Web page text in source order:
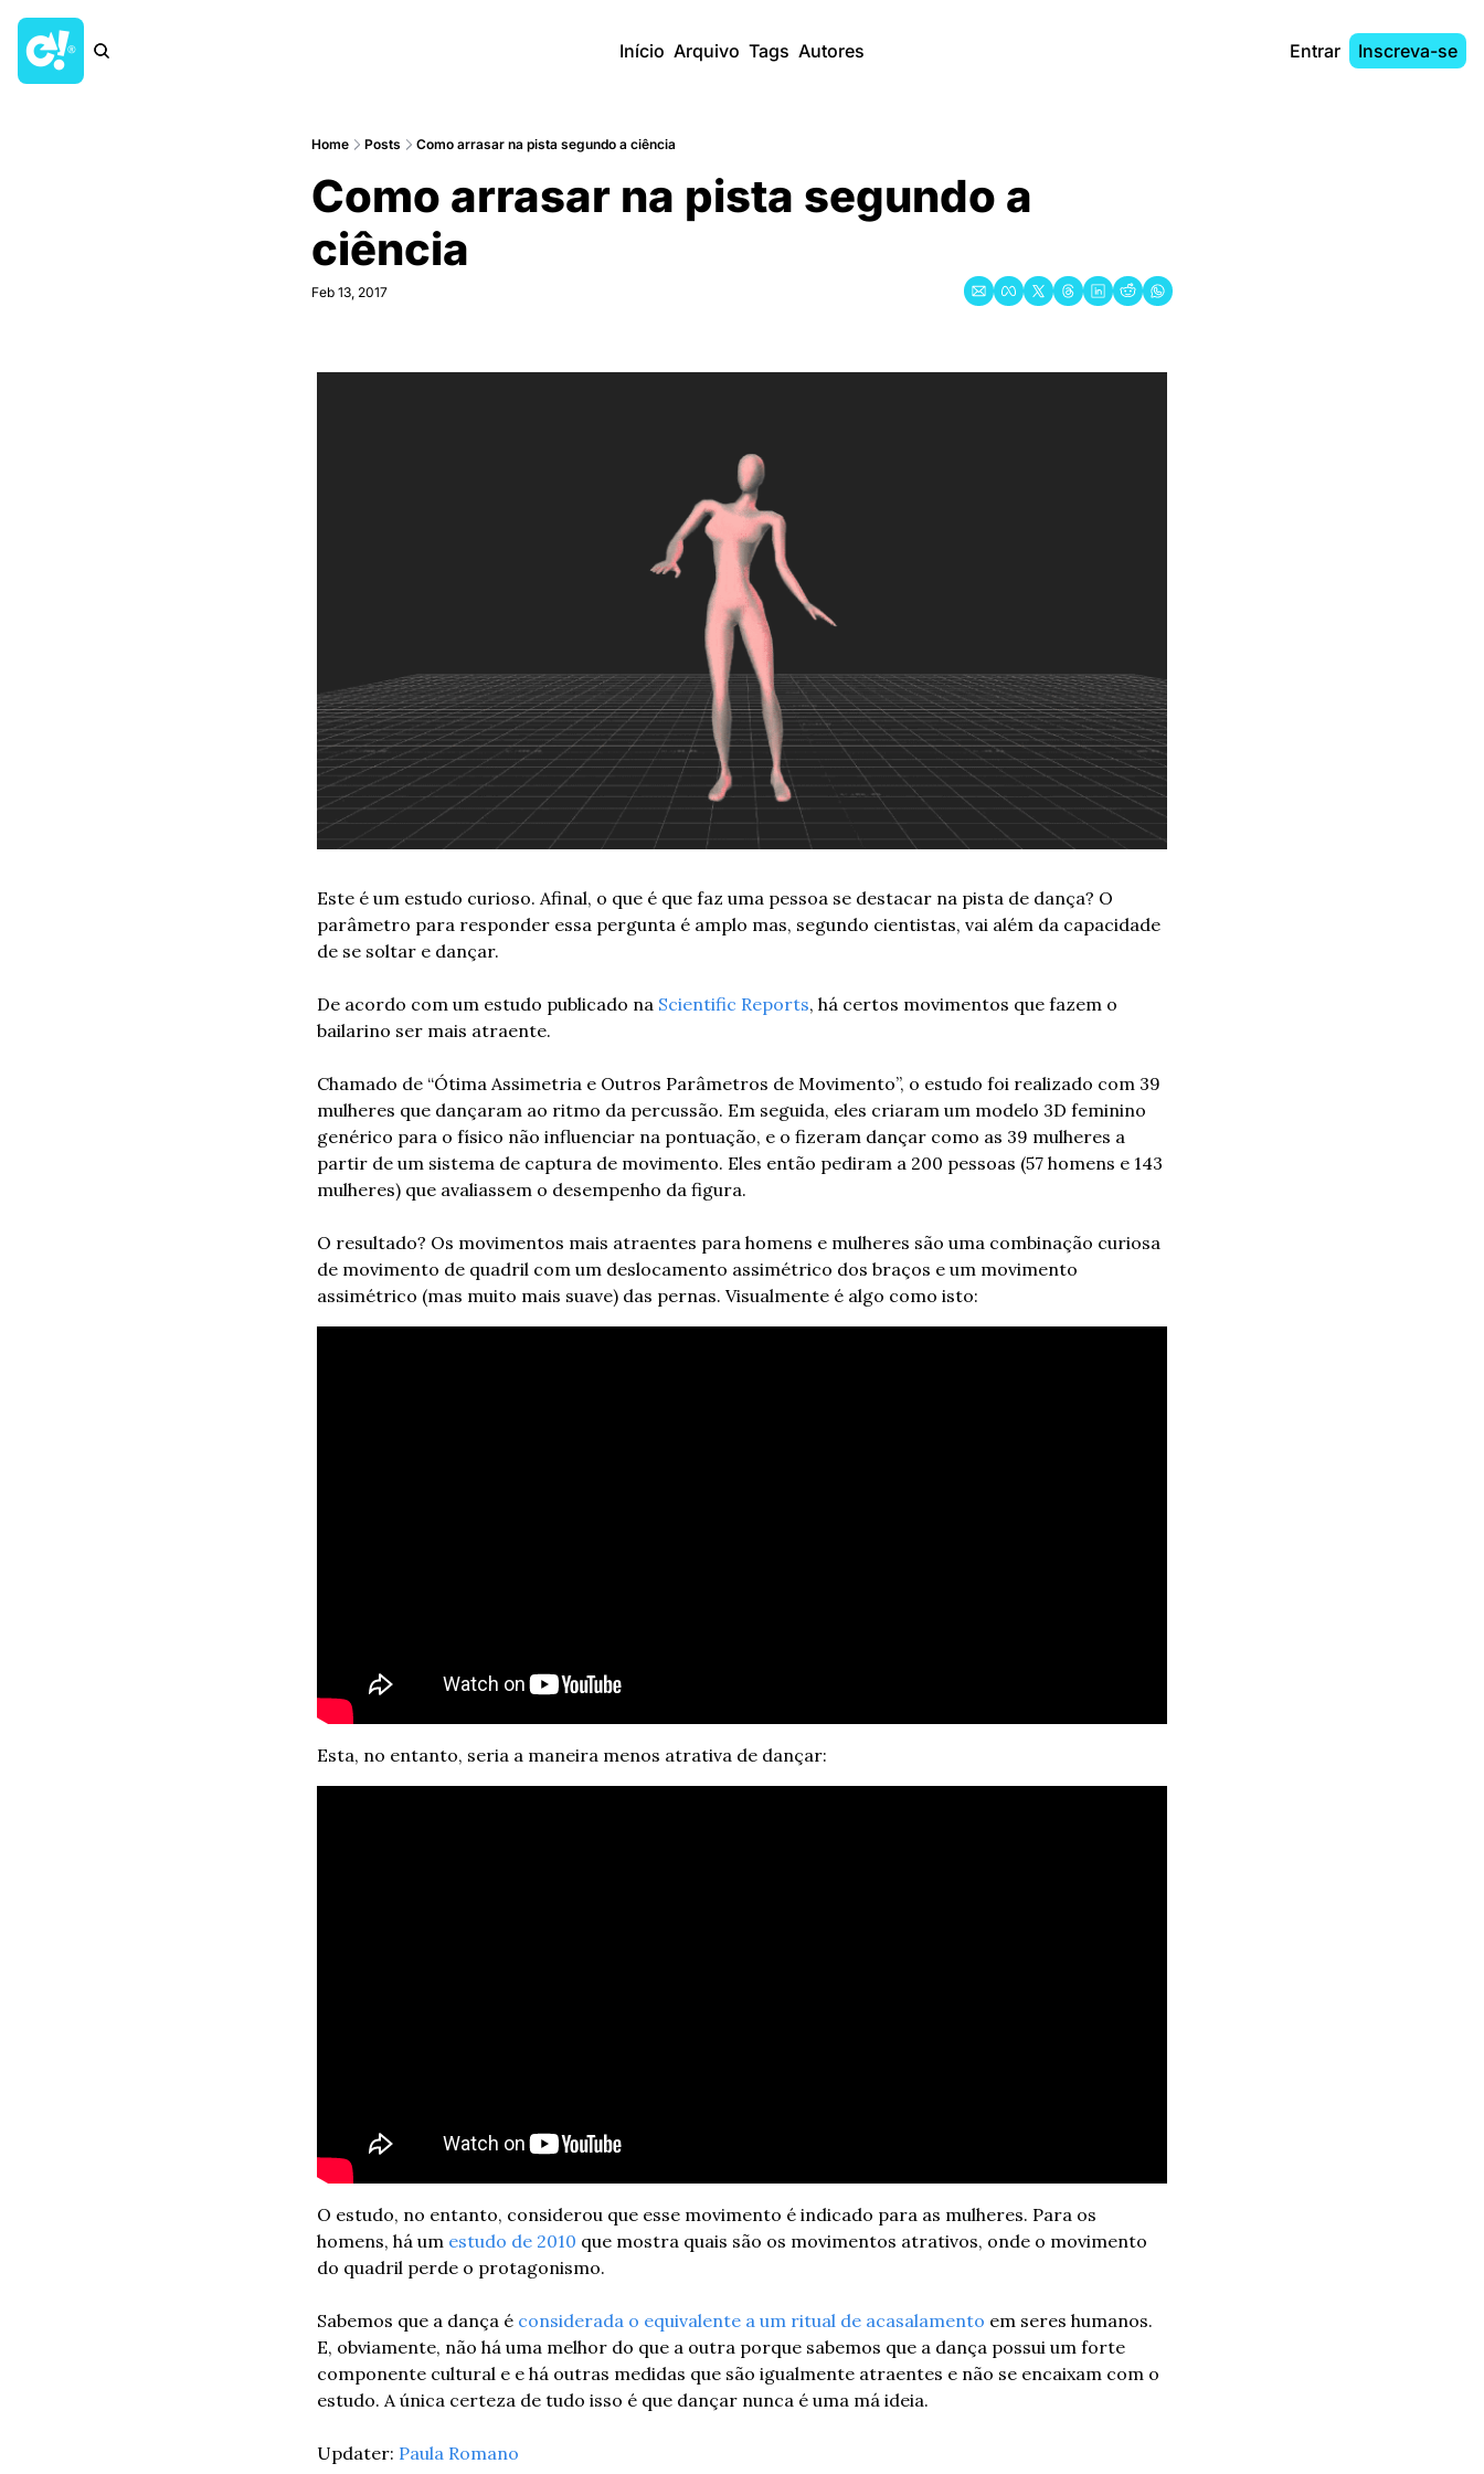
Início Arquivo Tags Autores Entrar Inscreva-se
Home Posts Como arrasar na pista segundo a ciência
Como arrasar na pista segundo a
ciência
Feb 13, 2017
Este é um estudo curioso. Afinal, o que é que faz uma pessoa se destacar na pista de dança? O
parâmetro para responder essa pergunta é amplo mas, segundo cientistas, vai além da capacidade
de se soltar e dançar.
De acordo com um estudo publicado na Scientific Reports, há certos movimentos que fazem o
bailarino ser mais atraente.
Chamado de “Ótima Assimetria e Outros Parâmetros de Movimento”, o estudo foi realizado com 39
mulheres que dançaram ao ritmo da percussão. Em seguida, eles criaram um modelo 3D feminino
genérico para o físico não influenciar na pontuação, e o fizeram dançar como as 39 mulheres a
partir de um sistema de captura de movimento. Eles então pediram a 200 pessoas (57 homens e 143
mulheres) que avaliassem o desempenho da figura.
O resultado? Os movimentos mais atraentes para homens e mulheres são uma combinação curiosa
de movimento de quadril com um deslocamento assimétrico dos braços e um movimento
assimétrico (mas muito mais suave) das pernas. Visualmente é algo como isto:
Esta, no entanto, seria a maneira menos atrativa de dançar:
O estudo, no entanto, considerou que esse movimento é indicado para as mulheres. Para os
homens, há um estudo de 2010 que mostra quais são os movimentos atrativos, onde o movimento
do quadril perde o protagonismo.
Sabemos que a dança é considerada o equivalente a um ritual de acasalamento em seres humanos.
E, obviamente, não há uma melhor do que a outra porque sabemos que a dança possui um forte
componente cultural e e há outras medidas que são igualmente atraentes e não se encaixam com o
estudo. A única certeza de tudo isso é que dançar nunca é uma má ideia.
Updater: Paula Romano